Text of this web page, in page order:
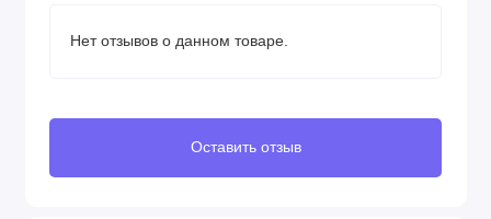
Нет отзывов о данном товаре.
Оставить отзыв